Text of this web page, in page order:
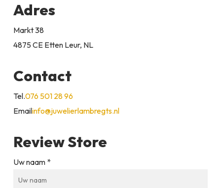
Adres
Markt 38
4875 CE Etten Leur, NL
Contact
Tel.076 501 28 96
Emailinfo@juwelierlambregts.nl
Review Store
Uw naam *